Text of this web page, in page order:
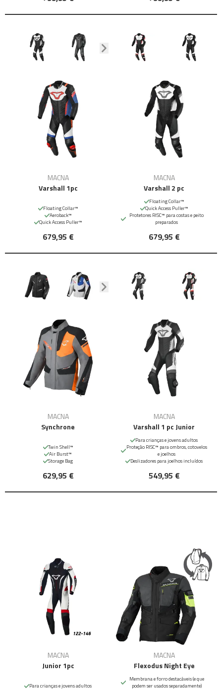
MACNA
Varshall 1pc
Floating Collar™
Aeroback™
Quick Access Puller™
679,95 €
MACNA
Varshall 2 pc
Floating Collar™
Quick Access Puller™
Protetores RISC™ para costas e peito
preparados
679,95 €
MACNA
Synchrone
Twin Shell™
Air Burst™
Storage Bag
629,95 €
MACNA
Varshall 1 pc Junior
Para crianças e jovens adultos
Proteção RISC™ para ombros, cotovelos
e joelhos
Deslizadores para joelhos incluídos
549,95 €
MACNA
Junior 1pc
Para crianças e jovens adultos
MACNA
Flexodus Night Eye
Membrana e forro destacáveis (e que
podem ser usados separadamente)